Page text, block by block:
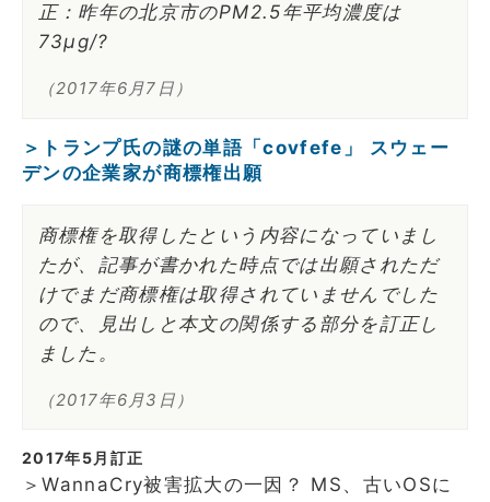
正：昨年の北京市のPM2.5年平均濃度は
73μg/?
（2017年6月7日）
＞トランプ氏の謎の単語「covfefe」 スウェー
デンの企業家が商標権出願
商標権を取得したという内容になっていまし
たが、記事が書かれた時点では出願されただ
けでまだ商標権は取得されていませんでした
ので、見出しと本文の関係する部分を訂正し
ました。
（2017年6月3日）
2017年5月訂正
＞WannaCry被害拡大の一因？ MS、古いOSに